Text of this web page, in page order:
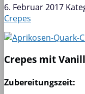
6. Februar 2017
Crepes
Crepes mit
Zubereitungszeit: